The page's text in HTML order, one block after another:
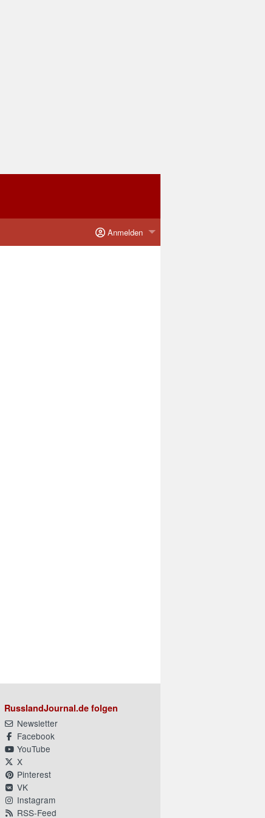
Anmelden
RusslandJournal.de folgen
Newsletter
Facebook
YouTube
X
Pinterest
VK
Instagram
RSS-Feed